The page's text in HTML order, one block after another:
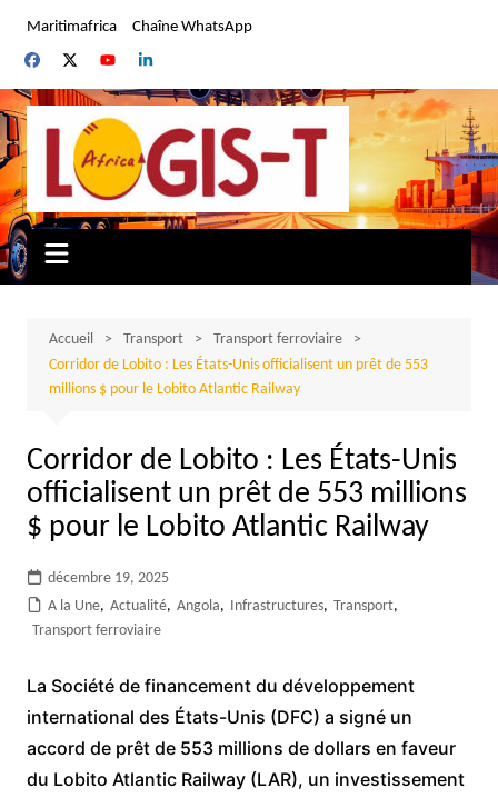
contenu
Maritimafrica Chaîne WhatsApp
Accueil Transport
Transport ferroviaire
Corridor de Lobito : Les États-Unis officialisent un prêt de 553
millions $ pour le Lobito Atlantic Railway
Corridor de Lobito : Les États-Unis
officialisent un prêt de 553 millions
$ pour le Lobito Atlantic Railway
décembre 19, 2025
A la Une, Actualité, Angola, Infrastructures, Transport,
Transport ferroviaire
La Société de financement du développement
international des États-Unis (DFC) a signé un
accord de prêt de 553 millions de dollars en faveur
du Lobito Atlantic Railway (LAR), un investissement